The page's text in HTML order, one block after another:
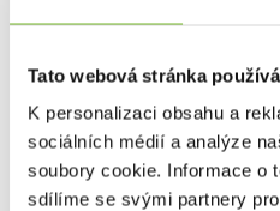
Tato webová stránka
K personalizaci obsahu a
sociálních médií a analýze
soubory cookie. Informace o
sdílíme se svými partnery